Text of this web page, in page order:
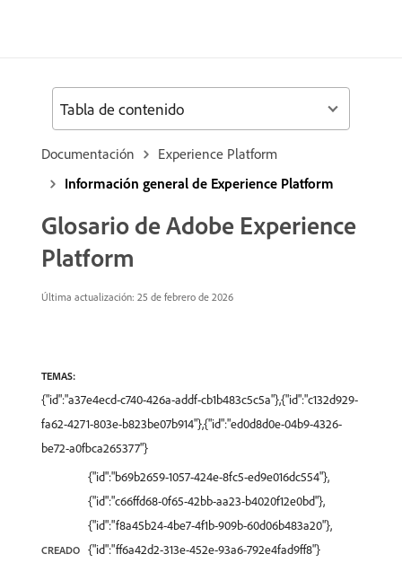
Documentación
Experience Platform
Información general de Experience Platform
Glosario de Adobe Experience
Platform
Última actualización: 25 de febrero de 2026
TEMAS:
{"id":"a37e4ecd-c740-426a-addf-cb1b483c5c5a"},{"id":"c132d929-
fa62-4271-803e-b823be07b914"},{"id":"ed0d8d0e-04b9-4326-
be72-a0fbca265377"}
CREADO
{"id":"b69b2659-1057-424e-8fc5-ed9e016dc554"},
{"id":"c66ffd68-0f65-42bb-aa23-b4020f12e0bd"},
{"id":"f8a45b24-4be7-4f1b-909b-60d06b483a20"},
{"id":"ff6a42d2-313e-452e-93a6-792e4fad9ff8"}
Tabla de contenido